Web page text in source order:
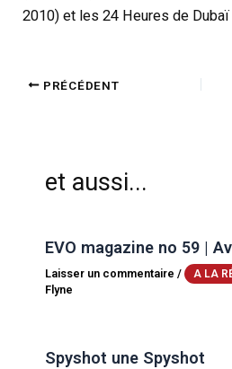
2010) et les 24 Heures de Dubaï
PRÉCÉDENT
et aussi...
EVO magazine no 59 |
Laisser un commentaire / A LA
Flyne
Spyshot une Spyshot